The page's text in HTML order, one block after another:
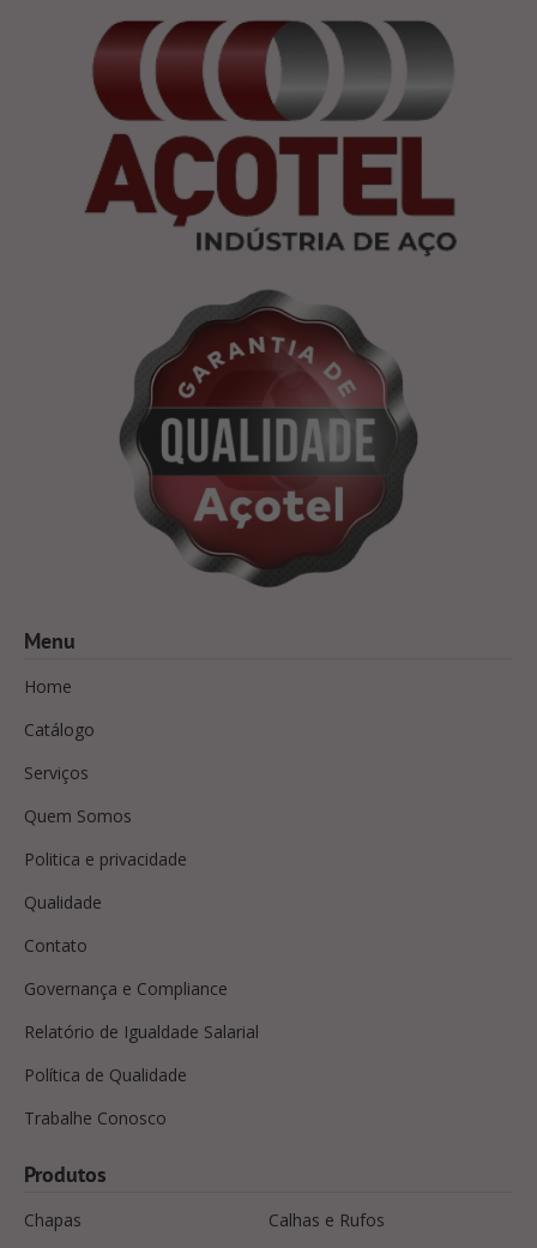
Menu
Home
Catálogo
Serviços
Quem Somos
Politica e privacidade
Qualidade
Contato
Governança e Compliance
Relatório de Igualdade Salarial
Política de Qualidade
Trabalhe Conosco
Produtos
Chapas
Calhas e Rufos